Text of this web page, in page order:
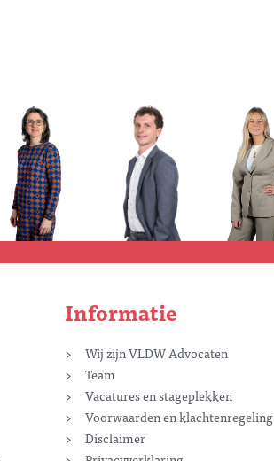
Informatie
Wij zijn VLDW Advocaten
Team
Vacatures en stageplekken
Voorwaarden en klachtenregeling
Disclaimer